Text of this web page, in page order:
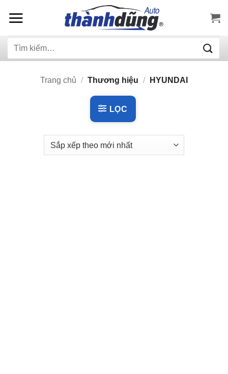
qua
dung
Tìm
Trang chủ / Thương hiệu / HYUNDAI
LỌC